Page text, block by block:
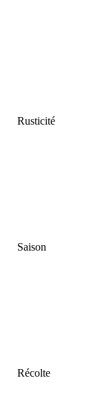
Rusticité
Saison
Récolte